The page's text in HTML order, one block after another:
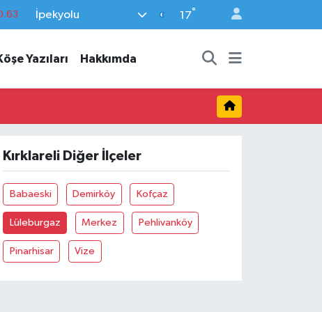
İpekyolu 17°
Yazıları Hakkımda
Kırklareli Diğer İlçeler
Babaeski Demirköy Kofçaz
Lüleburgaz Merkez Pehlivanköy
Pinarhisar Vize